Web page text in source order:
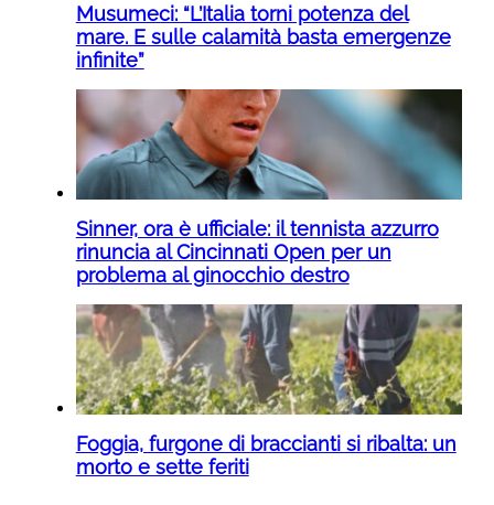
Musumeci: “L’Italia torni potenza del
mare. E sulle calamità basta emergenze
infinite”
Sinner, ora è ufficiale: il tennista azzurro
rinuncia al Cincinnati Open per un
problema al ginocchio destro
Foggia, furgone di braccianti si ribalta: un
morto e sette feriti